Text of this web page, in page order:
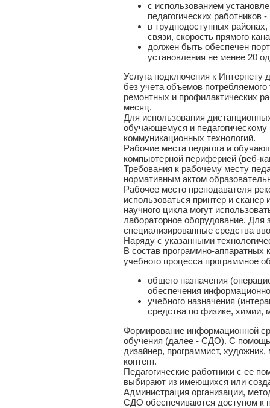
с использованием
педагогических работников
в труднодоступных
связи, скорость прямого
должен быть обеспечен
установления не менее 20
Услуга подключения к Интернету
без учета объемов
ремонтных и профилактических
месяц.
Для использования
обучающемуся и
коммуникационных технологий.
Рабочие места педагога и
компьютерной периферией (веб-
Требования к рабочему месту
нормативным актом
Рабочее место преподавателя
использоваться принтер и
научного цикла могут
лабораторное оборудование. Для
специализированные средства
Наряду с указанными
В состав программно-
учебного процесса программное
общего назначения
обеспечения
учебного назначения
средства по физике, химии,
Формирование информационной
обучения (далее - СДО). С
дизайнер, программист,
контент.
Педагогические работники с ее
выбирают из имеющихся или
Администрация организации,
СДО обеспечиваются доступом к